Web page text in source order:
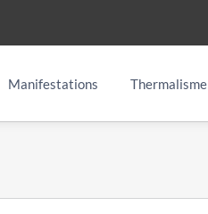
Manifestations Thermalisme